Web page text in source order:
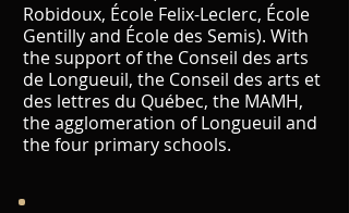
Robidoux, École Felix-Leclerc, École
Gentilly and École des Semis). With
the support of the Conseil des arts
de Longueuil, the Conseil des arts et
des lettres du Québec, the MAMH,
the agglomeration of Longueuil and
the four primary schools.